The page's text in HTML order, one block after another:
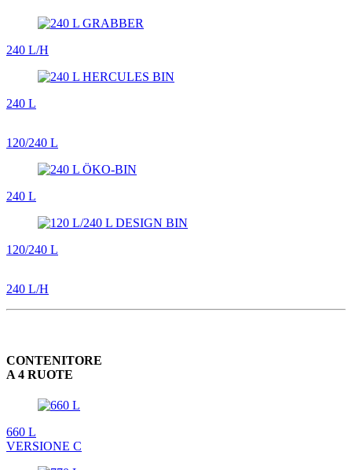
240 L/H
240 L
120/240 L
240 L
120/240 L
240 L/H
CONTENITORE
A 4 RUOTE
660 L
VERSIONE C